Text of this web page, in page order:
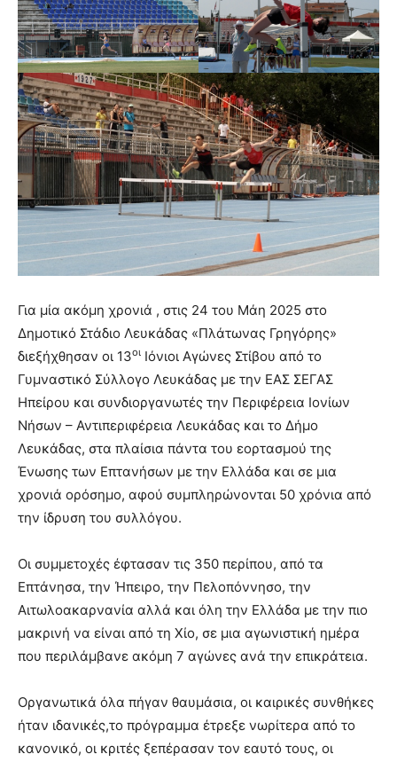
Για μία ακόμη χρονιά , στις 24 του Μάη 2025 στο
Δημοτικό Στάδιο Λευκάδας «Πλάτωνας Γρηγόρης»
διεξήχθησαν οι 13οι Ιόνιοι Αγώνες Στίβου από το
Γυμναστικό Σύλλογο Λευκάδας με την ΕΑΣ ΣΕΓΑΣ
Ηπείρου και συνδιοργανωτές την Περιφέρεια Ιονίων
Νήσων – Αντιπεριφέρεια Λευκάδας και το Δήμο
Λευκάδας, στα πλαίσια πάντα του εορτασμού της
Ένωσης των Επτανήσων με την Ελλάδα και σε μια
χρονιά ορόσημο, αφού συμπληρώνονται 50 χρόνια από
την ίδρυση του συλλόγου.
Οι συμμετοχές έφτασαν τις 350 περίπου, από τα
Επτάνησα, την Ήπειρο, την Πελοπόννησο, την
Αιτωλοακαρνανία αλλά και όλη την Ελλάδα με την πιο
μακρινή να είναι από τη Χίο, σε μια αγωνιστική ημέρα
που περιλάμβανε ακόμη 7 αγώνες ανά την επικράτεια.
Οργανωτικά όλα πήγαν θαυμάσια, οι καιρικές συνθήκες
ήταν ιδανικές,το πρόγραμμα έτρεξε νωρίτερα από το
κανονικό, οι κριτές ξεπέρασαν τον εαυτό τους, οι